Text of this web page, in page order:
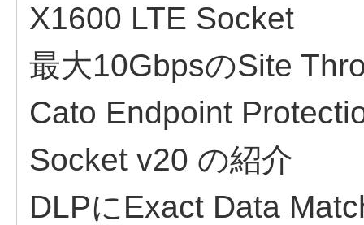
X1600 LTE Socket
最大10GbpsのSite
Cato Endpoint
Socket v20 の紹介
DLPにExact Data